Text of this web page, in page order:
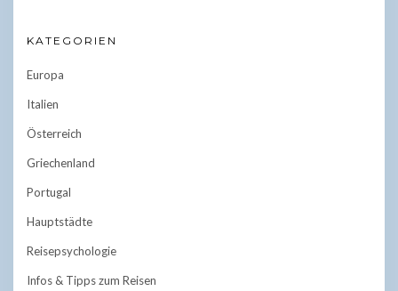
KATEGORIEN
Europa
Italien
Österreich
Griechenland
Portugal
Hauptstädte
Reisepsychologie
Infos & Tipps zum Reisen